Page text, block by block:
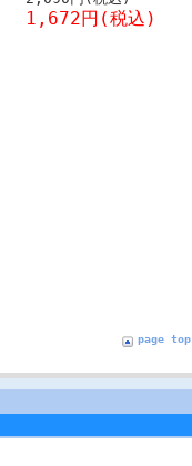
1,672円(税込)
page top